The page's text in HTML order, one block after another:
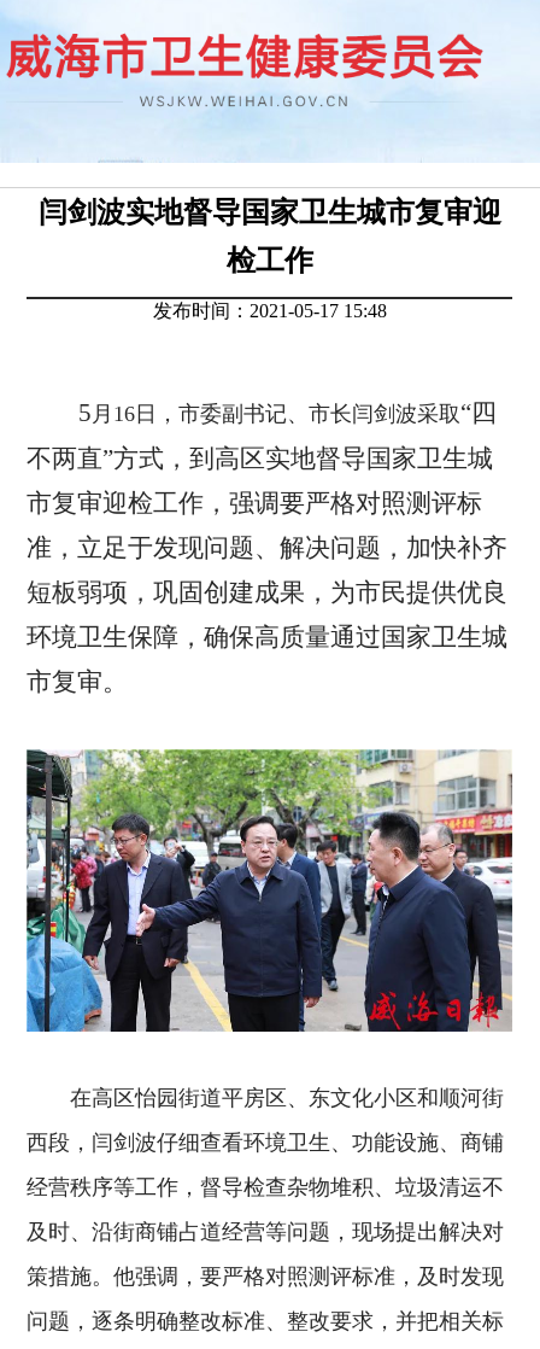
闫剑波实地督导国家卫生城市复审迎
检工作
发布时间：2021-05-17 15:48
5 月 16 日，市委副书记、市长闫剑波采取“四
不两直”方式，到高区实地督导国家卫生城
市复审迎检工作，强调要严格对照测评标
准，立足于发现问题、解决问题，加快补齐
短板弱项，巩固创建成果，为市民提供优良
环境卫生保障，确保高质量通过国家卫生城
市复审。
在高区怡园街道平房区、东文化小区和顺河街
西段，闫剑波仔细查看环境卫生、功能设施、商铺
经营秩序等工作，督导检查杂物堆积、垃圾清运不
及时、沿街商铺占道经营等问题，现场提出解决对
策措施。他强调，要严格对照测评标准，及时发现
问题，逐条明确整改标准、整改要求，并把相关标